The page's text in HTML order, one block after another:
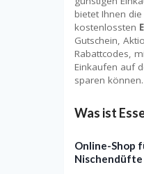
bietet Ihnen
kostenlossten
Gutschein,
Rabattcodes,
Einkaufen auf
sparen können.
Was ist
Online-Shop
Nischendüfte